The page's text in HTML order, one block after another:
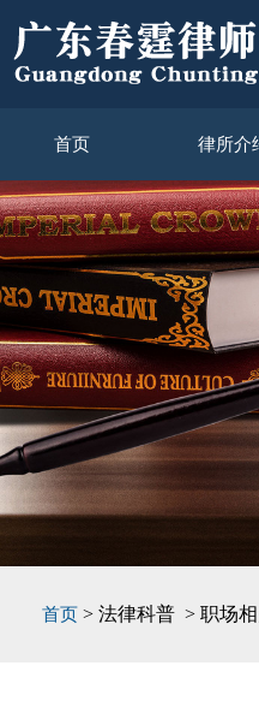
首页 律所介
首页 > 法律科普 > 职场